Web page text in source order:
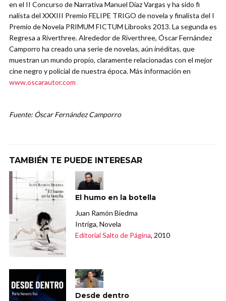
en el II Concurso de Narrativa Manuel Díaz Vargas y ha sido fi
nalista del XXXIII Premio FELIPE TRIGO de novela y finalista del I
Premio de Novela PRIMUM FICTUM Librooks 2013. La segunda es
Regresa a Riverthree. Alrededor de Riverthree, Óscar Fernández
Camporro ha creado una serie de novelas, aún inéditas, que
muestran un mundo propio, claramente relacionadas con el mejor
cine negro y policial de nuestra época. Más información en
www.oscarautor.com
Fuente: Óscar Fernández Camporro
TAMBIÉN TE PUEDE INTERESAR
El humo en la botella
Juan Ramón Biedma
Intriga, Novela
Editorial Salto de Página, 2010
Desde dentro